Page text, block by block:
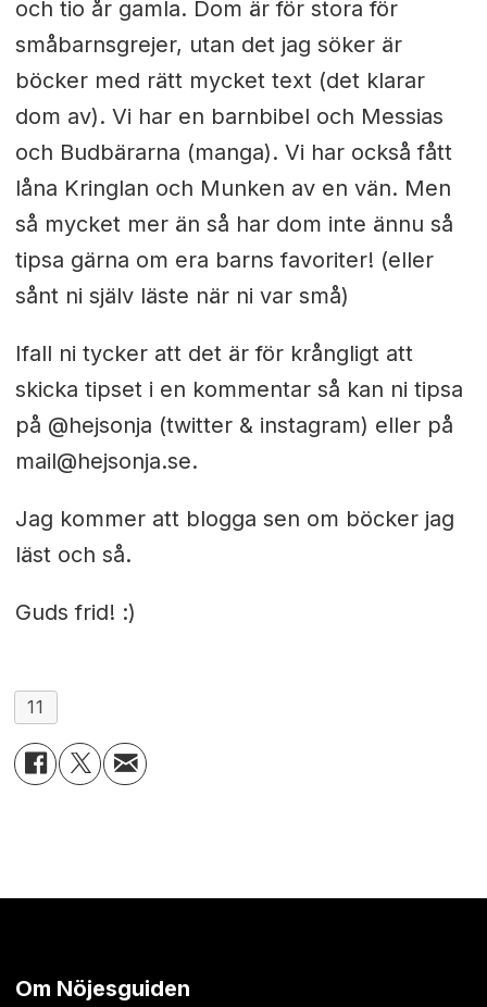
och tio år gamla. Dom är för stora för
småbarnsgrejer, utan det jag söker är
böcker med rätt mycket text (det klarar
dom av). Vi har en barnbibel och Messias
och Budbärarna (manga). Vi har också fått
låna Kringlan och Munken av en vän. Men
så mycket mer än så har dom inte ännu så
tipsa gärna om era barns favoriter! (eller
sånt ni själv läste när ni var små)
Ifall ni tycker att det är för krångligt att
skicka tipset i en kommentar så kan ni tipsa
på @hejsonja (twitter & instagram) eller på
mail@hejsonja.se.
Jag kommer att blogga sen om böcker jag
läst och så.
Guds frid! :)
11
Om Nöjesguiden